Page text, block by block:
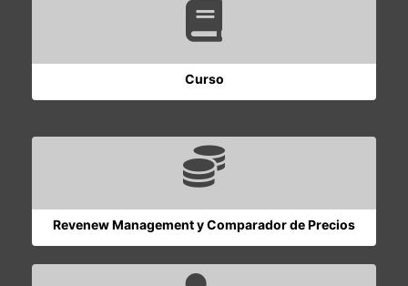
Curso
Revenew Management y Comparador de Precios